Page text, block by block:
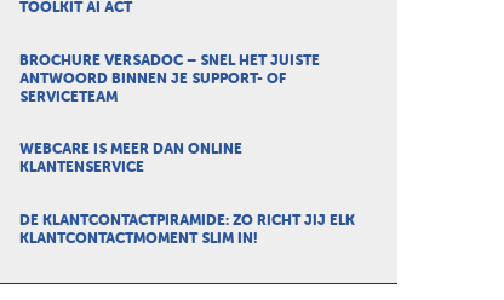
TOOLKIT AI ACT
BROCHURE VERSADOC – SNEL HET JUISTE
ANTWOORD BINNEN JE SUPPORT- OF
SERVICETEAM
WEBCARE IS MEER DAN ONLINE
KLANTENSERVICE
DE KLANTCONTACTPIRAMIDE: ZO RICHT JIJ ELK
KLANTCONTACTMOMENT SLIM IN!